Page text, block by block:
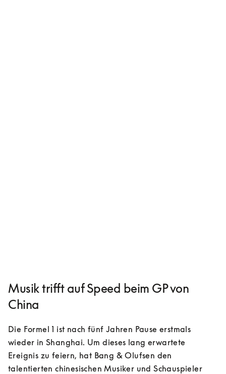
Musik trifft auf Speed beim GP von
China
Die Formel 1 ist nach fünf Jahren Pause erstmals
wieder in Shanghai. Um dieses lang erwartete
Ereignis zu feiern, hat Bang & Olufsen den
talentierten chinesischen Musiker und Schauspieler